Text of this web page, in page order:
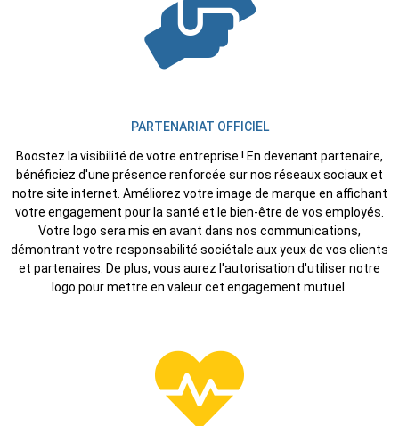
PARTENARIAT OFFICIEL
Boostez la visibilité de votre entreprise ! En devenant partenaire,
bénéficiez d'une présence renforcée sur nos réseaux sociaux et
notre site internet. Améliorez votre image de marque en affichant
votre engagement pour la santé et le bien-être de vos employés.
Votre logo sera mis en avant dans nos communications,
démontrant votre responsabilité sociétale aux yeux de vos clients
et partenaires. De plus, vous aurez l'autorisation d'utiliser notre
logo pour mettre en valeur cet engagement mutuel.